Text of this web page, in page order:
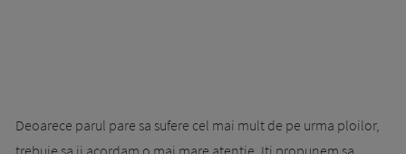
Deoarece parul pare sa sufere cel mai mult de pe urma ploilor,